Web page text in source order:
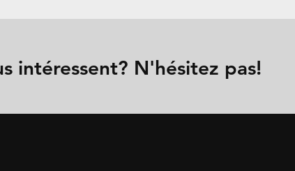
intéressent? N'hésitez pas!